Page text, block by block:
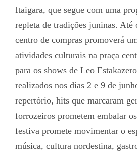
Itaigara, que segue com uma
repleta de tradições juninas.
centro de compras promoverá
atividades culturais na praça
para os shows de Leo
realizados nos dias 2 e 9 de
repertório, hits que marcaram
forrozeiros prometem embalar
festiva promete movimentar o
música, cultura nordestina,